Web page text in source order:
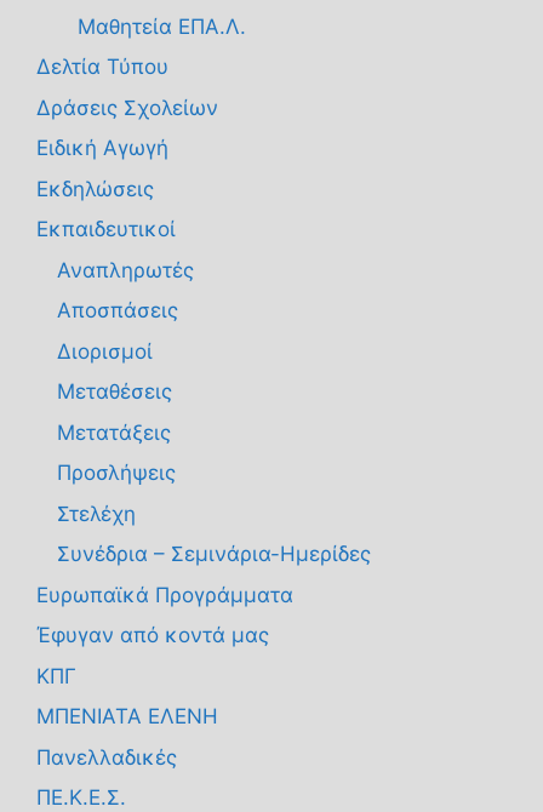
Μαθητεία ΕΠΑ.Λ.
Δελτία Τύπου
Δράσεις Σχολείων
Ειδική Αγωγή
Εκδηλώσεις
Εκπαιδευτικοί
Αναπληρωτές
Αποσπάσεις
Διορισμοί
Μεταθέσεις
Μετατάξεις
Προσλήψεις
Στελέχη
Συνέδρια – Σεμινάρια-Ημερίδες
Ευρωπαϊκά Προγράμματα
Έφυγαν από κοντά μας
ΚΠΓ
ΜΠΕΝΙΑΤΑ ΕΛΕΝΗ
Πανελλαδικές
ΠΕ.Κ.Ε.Σ.